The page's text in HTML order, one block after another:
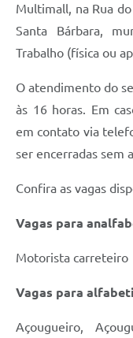
Enquete
Jornal
Agenda
Contato
Plano Municipal de
Multimall, na Rua
Santa Bárbara,
Trabalho (física ou
O atendimento do
às 16 horas. Em
em contato via
ser encerradas sem
Confira as vagas
Vagas para
Motorista carreteiro
Vagas para
Açougueiro,